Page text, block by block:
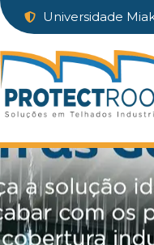
Universidade